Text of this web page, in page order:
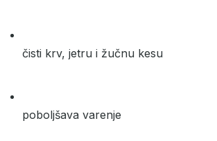
čisti krv, jetru i žučnu kesu
poboljšava varenje